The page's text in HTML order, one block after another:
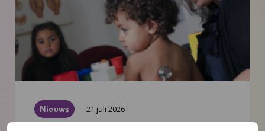
Nieuws 21 juli 2026